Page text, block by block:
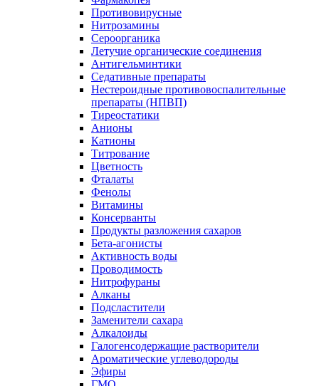
Противовирусные
Нитрозамины
Сероорганика
Летучие органические соединения
Антигельминтики
Седативные препараты
Нестероидные противовоспалительные
препараты (НПВП)
Тиреостатики
Анионы
Катионы
Титрование
Цветность
Фталаты
Фенолы
Витамины
Консерванты
Продукты разложения сахаров
Бета-агонисты
Активность воды
Проводимость
Нитрофураны
Алканы
Подсластители
Заменители сахара
Алкалоиды
Галогенсодержащие растворители
Ароматические углеводороды
Эфиры